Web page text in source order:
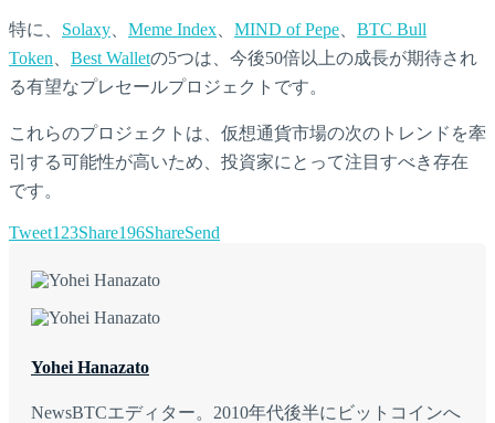
特に、 Solaxy Meme Index MIND of Pepe
BTC Bull
Token
Best Walletの5つは、今後50倍以上の成長が期待され
る有望なプレセールプロジェクトです。
これらのプロジェクトは、仮想通貨市場の次のトレンドを牽
引する可能性が高いため、投資家にとって注目すべき存在
です。
Tweet123Share196ShareSend
Yohei Hanazato
NewsBTCエディター。2010年代後半にビットコインへ